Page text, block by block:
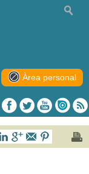
Àrea personal